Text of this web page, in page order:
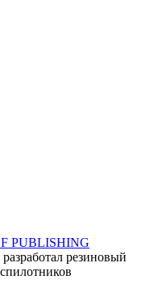
PUBLISHING
резиновый